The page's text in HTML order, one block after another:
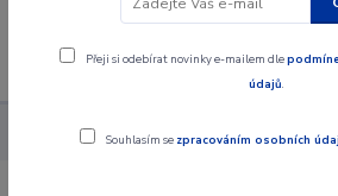
Interpret S Scorpions
Přeji si odebírat novinky e-mailem dle
údajů.
Souhlasím se zpracováním osobních